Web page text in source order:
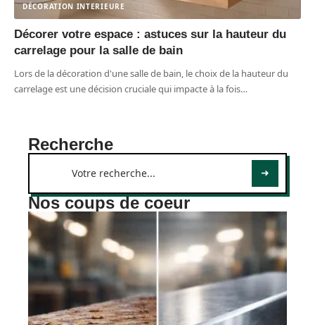
DÉCORATION INTERIEURE
Décorer votre espace : astuces sur la hauteur du
carrelage pour la salle de bain
Lors de la décoration d'une salle de bain, le choix de la hauteur du
carrelage est une décision cruciale qui impacte à la fois…
Recherche
Nos coups de coeur